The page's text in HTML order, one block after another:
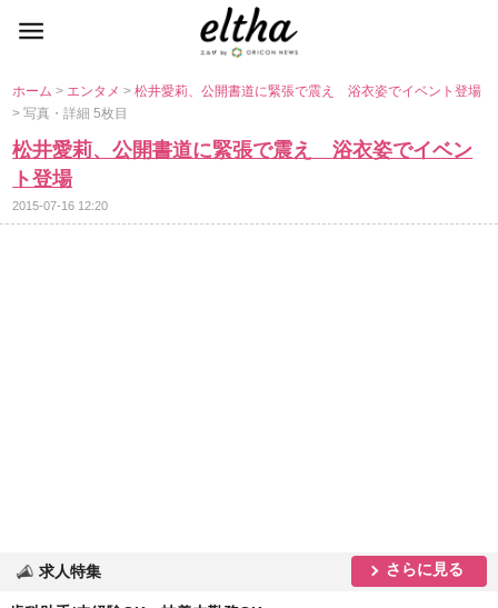
ホーム> エンタメ>松井愛莉、公開書道に緊張で震え 浴衣姿でイベント登場
> 写真・詳細 5枚目
松井愛莉、公開書道に緊張で震え 浴衣姿でイベン
ト登場
2015-07-16 12:20
求人特集 さらに見る